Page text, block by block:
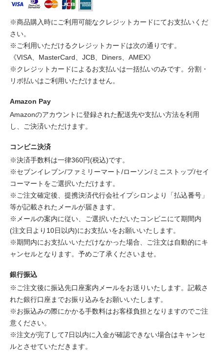
※商品購入時にご利用可能なクレジットカードにてお支払いくだ
さい。
※ご利用いただけるクレジットカードは次の通りです。
《VISA、MasterCard、JCB、Diners、AMEX》
※クレジットカードによるお支払いは一括払いのみです。分割・
リボ払いはご利用いただけません。
Amazon Pay
Amazonのアカウントに登録された配送先や支払い方法を利用
し、ご決済いただけます。
コンビニ決済
※決済手数料は一律360円(税込)です。
※セブンイレブン/ファミリーマート/ローソン/ミニストップ/セイ
コーマートをご選択いただけます。
※ご注文確定後、提携決済代行会社イプシロンより「払込番号」
等が記載されたメールが届きます。
※メールの案内に従い、ご選択いただいたコンビニにて期間内
(注文日より10日以内)にお支払いをお願いいたします。
※期間内にお支払いいただけなかった場合、ご注文は自動的にキ
ャンセルとなります。予めご了承くださいませ。
銀行振込
※ご注文後に振込先口座案内メールをお送りいたします。記載さ
れた銀行口座までお振り込みをお願いいたします。
※お振込みの際にかかる手数料はお客様負担となりますのでご注
意ください。
※注文が完了して7日以内に入金が確認できない場合はキャンセ
ルとさせていただきます。